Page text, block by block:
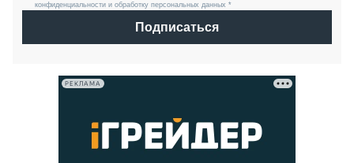
конфиденциальности и обработку персональных данных *
Подписаться
РЕКЛАМА